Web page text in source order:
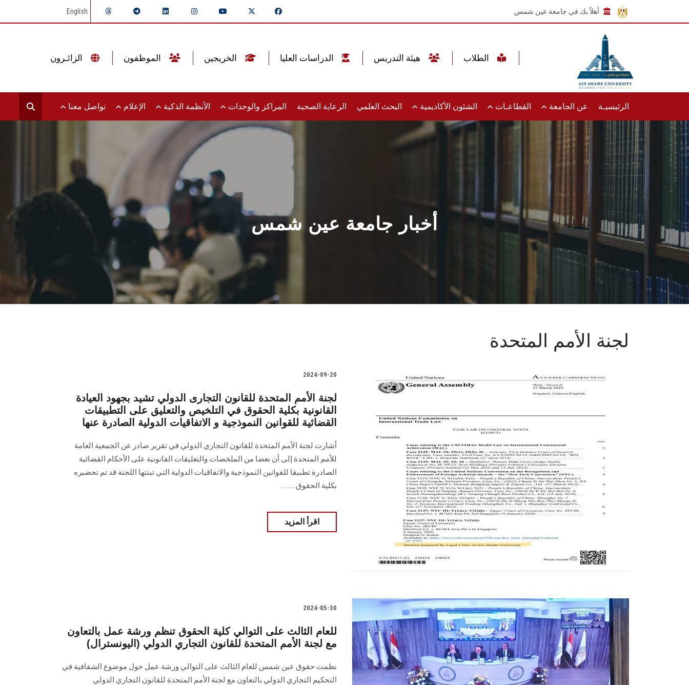
أهلاً بك في جامعة عين شمس English
الرئيسيـة عن الجامعة القطاعـات الشئون الأكاديمية البحث العلمي الرعاية الصحية المراكز والوحدات الأنظمة الذكية الإعلام تواصل معنا
أخبار جامعة عين شمس
لجنة الأمم المتحدة
2024-09-20
لجنة الأمم المتحدة للقانون التجارى الدولي تشيد بجهود العيادة
القانونية بكلية الحقوق في التلخيص والتعليق على التطبيقات
القضائية للقوانين النموذجية و الاتفاقيات الدولية الصادرة عنها
أشارت لجنة الأمم المتحدة للقانون التجاري الدولي في تقرير صادر عن الجمعية العامة
للأمم المتحدة إلى أن بعضا من الملخصات والتعليقات القانونية على الأحكام القضائية
الصادرة تطبيقا للقوانين النموذجية والاتفاقيات الدولية التي تبنتها اللجنة قد تم تحضيره
بكلية الحقوق..... ....
اقرأ المزيد
2024-05-30
للعام الثالث على التوالي كلية الحقوق تنظم ورشة عمل بالتعاون
مع لجنة الأمم المتحدة للقانون التجاري الدولي (اليونسترال)
نظمت حقوق عين شمس للعام الثالث على التوالي ورشة عمل حول موضوع الشفافية في
التحكيم التجاري الدولي بالتعاون مع لجنة الأمم المتحدة للقانون التجاري الدولي